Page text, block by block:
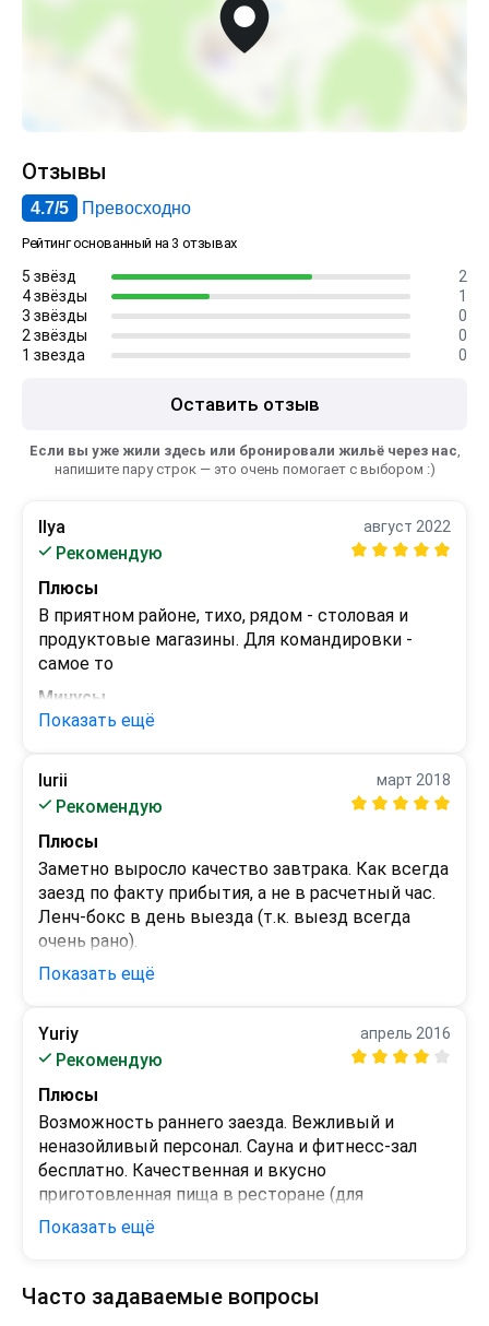
Отзывы
4.7/5 Превосходно
Рейтинг основанный на 3 отзывах
5 звёзд
2
4 звёзды
1
3 звёзды
0
2 звёзды
0
1 звезда
0
Оставить отзыв
Если вы уже жили здесь или бронировали жильё через нас,
напишите пару строк — это очень помогает с выбором :)
Ilya
Рекомендую
август 2022
Плюсы
В приятном районе, тихо, рядом - столовая и
продуктовые магазины. Для командировки -
самое то
Минусы
Ресторан - цена явно не соответствует
отличные
Показать ещё
Iurii
Рекомендую
март 2018
Плюсы
Заметно выросло качество завтрака. Как всегда
заезд по факту прибытия, а не в расчетный час.
Ленч-бокс в день выезда (т.к. выезд всегда
очень рано).
Минусы
горничными.
Показать ещё
Yuriy
Рекомендую
апрель 2016
Плюсы
Возможность раннего заезда. Вежливый и
неназойливый персонал. Сауна и фитнесс-зал
бесплатно. Качественная и вкусно
приготовленная пища в ресторане (для
проживающих скидка).
Средненькое качество завтраков.
Показать ещё
Часто задаваемые вопросы